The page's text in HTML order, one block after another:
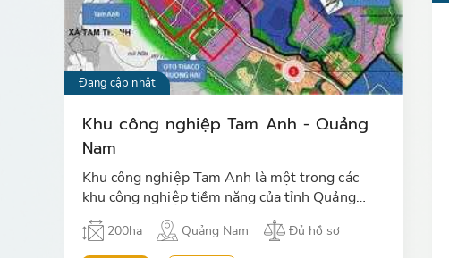
Đang cập nhật
Khu công nghiệp Tam Anh - Quảng
Nam
Khu công nghiệp Tam Anh là một trong các
khu công nghiệp tiềm năng của tỉnh Quảng
Nam theo quy hoach đang thu hút các nhà đầu
tư trong và ngoài nước …
200ha Quảng Nam Đủ hồ sơ